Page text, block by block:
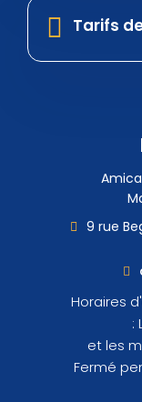
Tarifs
9 rue
Horaires
:
et les
Fermé